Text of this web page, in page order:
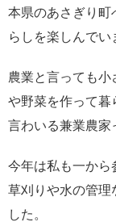
本県のあさぎり町
らしを楽しんでい
農業と言っても小
や野菜を作って暮
言わいる兼業農家
今年は私も一から
草刈りや水の管理
した。